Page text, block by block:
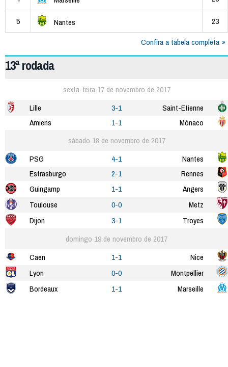
5 Nantes
23
Confira a tabela completa
13ª rodada
sexta-feira 17 de novembro de 2017
Lille
3-1
Saint-Etienne
Amiens
1-1
Mónaco
sábado 18 de novembro de 2017
PSG
4-1
Nantes
Estrasburgo
2-1
Rennes
Guingamp
1-1
Angers
Toulouse
0-0
Metz
Dijon
3-1
Troyes
domingo 19 de novembro de 2017
Caen
1-1
Nice
Lyon
0-0
Montpellier
Bordeaux
1-1 Marseille